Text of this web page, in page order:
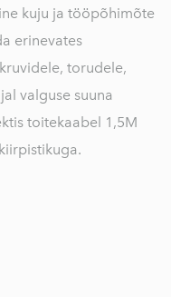
kuju ja tööpõhimõte
erinevates
torudele,
valguse suuna
toitekaabel 1,5M